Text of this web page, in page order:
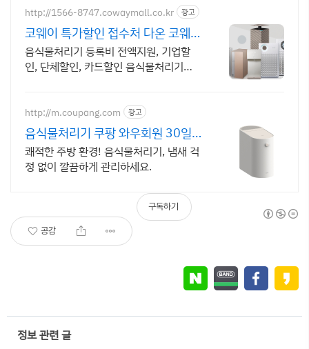
http://1566-8747.cowaymall.co.kr 광고
코웨이 특가할인 접수처 다온 코웨이
인증점/동시구매특별할인
음식물처리기 등록비 전액지원, 기업할
인, 단체할인, 카드할인 음식물처리기추
http://m.coupang.com 광고
음식물처리기 쿠팡 와우회원 30일
무료반품
쾌적한 주방 환경! 음식물처리기, 냄새 걱
정 없이 깔끔하게 관리하세요.
공감
구독하기
정보 관련 글